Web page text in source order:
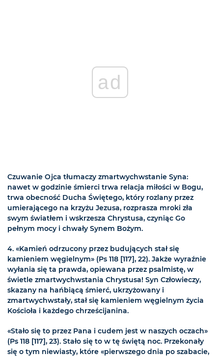
ad
Czuwanie Ojca tłumaczy zmartwychwstanie Syna:
nawet w godzinie śmierci trwa relacja miłości w Bogu,
trwa obecność Ducha Świętego, który rozlany przez
umierającego na krzyżu Jezusa, rozprasza mroki zła
swym światłem i wskrzesza Chrystusa, czyniąc Go
pełnym mocy i chwały Synem Bożym.
4. «Kamień odrzucony przez budujących stał się
kamieniem węgielnym» (Ps 118 [117], 22). Jakże wyraźnie
wyłania się ta prawda, opiewana przez psalmistę, w
świetle zmartwychwstania Chrystusa! Syn Człowieczy,
skazany na hańbiącą śmierć, ukrzyżowany i
zmartwychwstały, stał się kamieniem węgielnym życia
Kościoła i każdego chrześcijanina.
«Stało się to przez Pana i cudem jest w naszych oczach»
(Ps 118 [117], 23). Stało się to w tę świętą noc. Przekonały
się o tym niewiasty, które «pierwszego dnia po szabacie,